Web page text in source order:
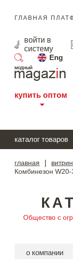
ГЛАВНАЯ
войти в
систему
Eng
поиск
купить оптом
каталог товаров
главная
Комбинезон W20-
Общество с
о компании